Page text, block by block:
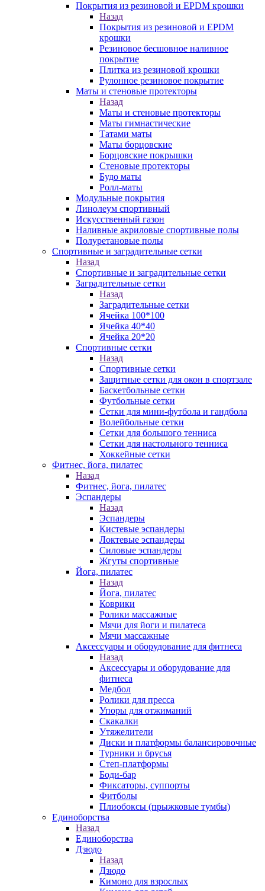
Покрытия из резиновой и EPDM крошки
Назад
Покрытия из резиновой и EPDM
крошки
Резиновое бесшовное наливное
покрытие
Плитка из резиновой крошки
Рулонное резиновое покрытие
Маты и стеновые протекторы
Назад
Маты и стеновые протекторы
Маты гимнастические
Татами маты
Маты борцовские
Борцовские покрышки
Стеновые протекторы
Будо маты
Ролл-маты
Модульные покрытия
Линолеум спортивный
Искусственный газон
Наливные акриловые спортивные полы
Полуретановые полы
Спортивные и заградительные сетки
Назад
Спортивные и заградительные сетки
Заградительные сетки
Назад
Заградительные сетки
Ячейка 100*100
Ячейка 40*40
Ячейка 20*20
Спортивные сетки
Назад
Спортивные сетки
Защитные сетки для окон в спортзале
Баскетбольные сетки
Футбольные сетки
Сетки для мини-футбола и гандбола
Волейбольные сетки
Сетки для большого тенниса
Сетки для настольного тенниса
Хоккейные сетки
Фитнес, йога, пилатес
Назад
Фитнес, йога, пилатес
Эспандеры
Назад
Эспандеры
Кистевые эспандеры
Локтевые эспандеры
Силовые эспандеры
Жгуты спортивные
Йога, пилатес
Назад
Йога, пилатес
Коврики
Ролики массажные
Мячи для йоги и пилатеса
Мячи массажные
Аксессуары и оборудование для фитнеса
Назад
Аксессуары и оборудование для
фитнеса
Медбол
Ролики для пресса
Упоры для отжиманий
Скакалки
Утяжелители
Диски и платформы балансировочные
Турники и брусья
Степ-платформы
Боди-бар
Фиксаторы, суппорты
Фитболы
Плиобоксы (прыжковые тумбы)
Единоборства
Назад
Единоборства
Дзюдо
Назад
Дзюдо
Кимоно для взрослых